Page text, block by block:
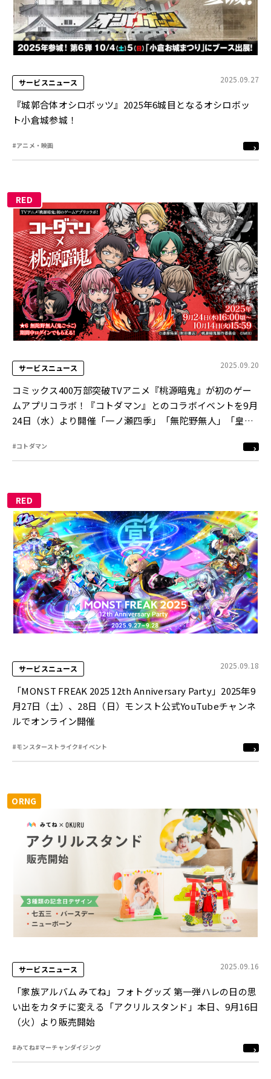
サービスニュース 2025.09.27
『城郭合体オシロボッツ』2025年6城目となるオシロボッ
ト小倉城参城！
#アニメ・映画
RED
サービスニュース 2025.09.20
コミックス400万部突破TVアニメ『桃源暗鬼』が初のゲー
ムアプリコラボ！『コトダマン』とのコラボイベントを9月
24日（水）より開催「一ノ瀬四季」「無陀野無人」「皇后
#コトダマン
RED
サービスニュース 2025.09.18
「MONST FREAK 2025 12th Anniversary Party」2025年9
月27日（土）、28日（日）モンスト公式YouTubeチャンネ
ルでオンライン開催
#モンスターストライク#イベント
ORNG
サービスニュース 2025.09.16
「家族アルバム みてね」フォトグッズ 第一弾ハレの日の思
い出をカタチに変える「アクリルスタンド」本日、9月16日
（火）より販売開始
#みてね#マーチャンダイジング